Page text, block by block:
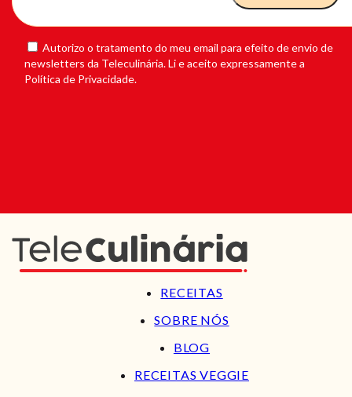
Autorizo o tratamento do meu email para efeito de envio de
newsletters da Teleculinária. Li e aceito expressamente a
Política de Privacidade.
RECEITAS
SOBRE NÓS
BLOG
RECEITAS VEGGIE